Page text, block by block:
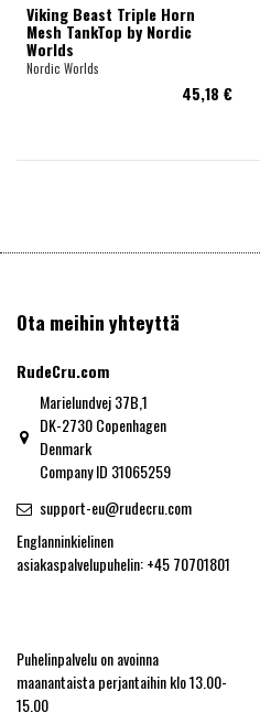
Viking Beast Triple Horn
Mesh TankTop by Nordic
Worlds
Nordic Worlds
45,18 €
Ota meihin yhteyttä
RudeCru.com
Marielundvej 37B,1
DK-2730 Copenhagen
Denmark
Company ID 31065259
support-eu@rudecru.com
Englanninkielinen
asiakaspalvelupuhelin: +45 70701801
Puhelinpalvelu on avoinna
maanantaista perjantaihin klo 13.00-
15.00